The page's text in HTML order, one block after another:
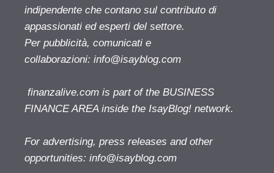
indipendente che contano sul contributo di
appassionati ed esperti del settore.
Per pubblicità, comunicati e
collaborazioni: info@isayblog.com
finanzalive.com is part of the BUSINESS
FINANCE AREA inside the IsayBlog! network.
For advertising, press releases and other
opportunities: info@isayblog.com